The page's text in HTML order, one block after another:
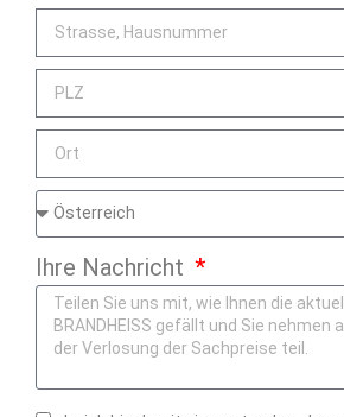
Ihre Nachricht